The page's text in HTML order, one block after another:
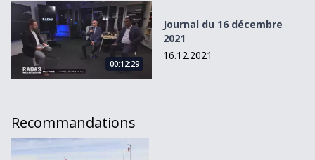
Journal du 16 décembre 2021
00:12:29
Journal du 16 décembre
2021
16.12.2021
Recommandations
La LNM en eaux troubles